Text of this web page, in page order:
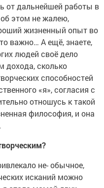
от дальнейшей работы в
этом не жалею,
жизненный опыт во
важно… А ещё, знаете,
людей своё дело
дохода, сколько
способностей
«я», согласия с
отношусь к такой
философия, и она
не- обычное,
исканий можно